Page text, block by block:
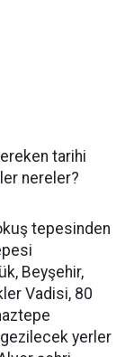
tarihi
nereler?
tepesinden
Beyşehir,
Vadisi, 80
gezilecek yerler